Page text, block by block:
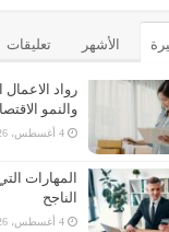
الأشهر تعليقات
رواد الاعمال
والنمو
4 أغسطس، 2026
المهارات
الناجح
4 أغسطس، 2026